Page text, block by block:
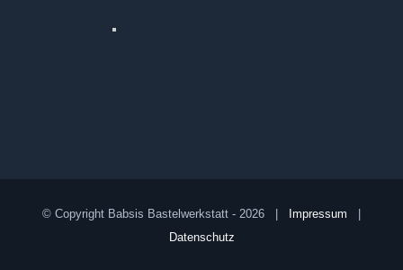
© Copyright Babsis Bastelwerkstatt - 2026 | Impressum
Datenschutz